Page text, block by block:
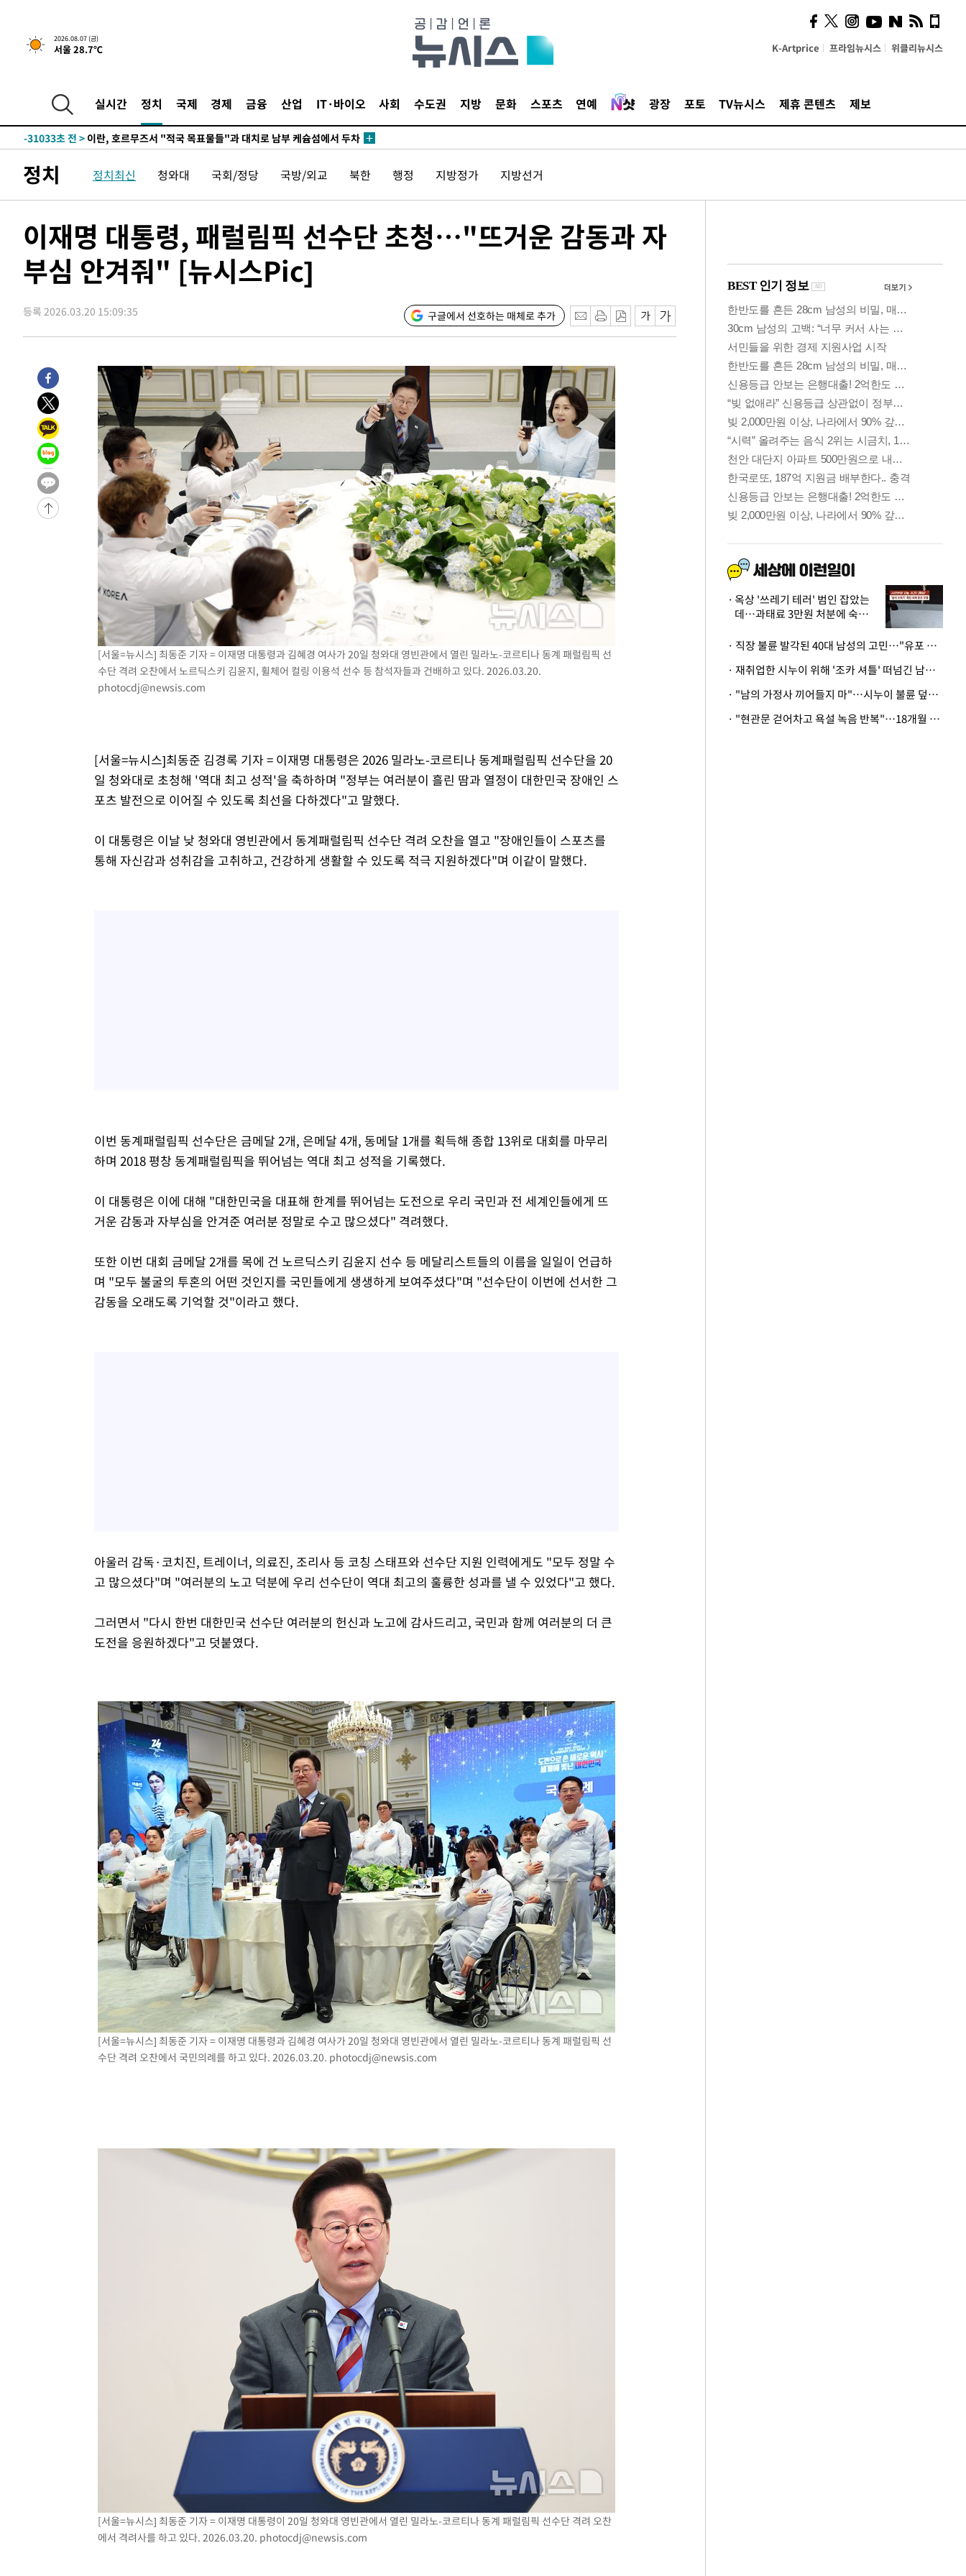
2026.08.07 (금)
서울 28.7℃ K-Artprice 프라임뉴시스 위클리뉴시스
실시간 정치 국제 경제 금융 산업 IT·바이오 사회 수도권 지방 문화 스포츠 연예 광장 포토 TV뉴시스 제휴 콘텐츠 제보
-25619초 전 >
-31033초 전 > 이란, 호르무즈서 "적국 목표물들"과 대치로 남부 케슘섬에서 두차
발효
-27899초 전 >
[속보]트럼프, 美 원정출산 금지 행정명령 서명
-25599초 전 >[속보] 뉴욕증시, 일제 하락 마감…나스닥 0.06%↓
례 큰 폭발음
-29768초 전 >[속보]美, 폴리실리콘 수입 규제…파생제품 15% 관세, 120일 후
발효
-27919초 전 >[속보]트럼프, 美 원정출산 금지 행정명령 서명
-25619초 전 >[속보] 뉴욕증시, 일제 하락 마감…나스닥 0.06%↓
정치 정치최신 청와대 국회/정당 국방/외교 북한 행정 지방정가 지방선거
이재명 대통령, 패럴림픽 선수단 초청…"뜨거운 감동과 자
부심 안겨줘" [뉴시스Pic]
등록 2026.03.20 15:09:35 구글에서 선호하는 매체로 추가
[서울=뉴시스] 최동준 기자 = 이재명 대통령과 김혜경 여사가 20일 청와대 영빈관에서 열린 밀라노-코르티나 동계 패럴림픽 선
수단 격려 오찬에서 노르딕스키 김윤지, 휠체어 컬링 이용석 선수 등 참석자들과 건배하고 있다. 2026.03.20.
photocdj@newsis.com
[서울=뉴시스]최동준 김경록 기자 = 이재명 대통령은 2026 밀라노-코르티나 동계패럴림픽 선수단을 20
일 청와대로 초청해 '역대 최고 성적'을 축하하며 "정부는 여러분이 흘린 땀과 열정이 대한민국 장애인 스
포츠 발전으로 이어질 수 있도록 최선을 다하겠다"고 말했다.
이 대통령은 이날 낮 청와대 영빈관에서 동계패럴림픽 선수단 격려 오찬을 열고 "장애인들이 스포츠를
통해 자신감과 성취감을 고취하고, 건강하게 생활할 수 있도록 적극 지원하겠다"며 이같이 말했다.
이번 동계패럴림픽 선수단은 금메달 2개, 은메달 4개, 동메달 1개를 획득해 종합 13위로 대회를 마무리
하며 2018 평창 동계패럴림픽을 뛰어넘는 역대 최고 성적을 기록했다.
이 대통령은 이에 대해 "대한민국을 대표해 한계를 뛰어넘는 도전으로 우리 국민과 전 세계인들에게 뜨
거운 감동과 자부심을 안겨준 여러분 정말로 수고 많으셨다" 격려했다.
또한 이번 대회 금메달 2개를 목에 건 노르딕스키 김윤지 선수 등 메달리스트들의 이름을 일일이 언급하
며 "모두 불굴의 투혼의 어떤 것인지를 국민들에게 생생하게 보여주셨다"며 "선수단이 이번에 선서한 그
감동을 오래도록 기억할 것"이라고 했다.
아울러 감독·코치진, 트레이너, 의료진, 조리사 등 코칭 스태프와 선수단 지원 인력에게도 "모두 정말 수
고 많으셨다"며 "여러분의 노고 덕분에 우리 선수단이 역대 최고의 훌륭한 성과를 낼 수 있었다"고 했다.
그러면서 "다시 한번 대한민국 선수단 여러분의 헌신과 노고에 감사드리고, 국민과 함께 여러분의 더 큰
도전을 응원하겠다"고 덧붙였다.
[서울=뉴시스] 최동준 기자 = 이재명 대통령과 김혜경 여사가 20일 청와대 영빈관에서 열린 밀라노-코르티나 동계 패럴림픽 선
수단 격려 오찬에서 국민의례를 하고 있다. 2026.03.20. photocdj@newsis.com
[서울=뉴시스] 최동준 기자 = 이재명 대통령이 20일 청와대 영빈관에서 열린 밀라노-코르티나 동계 패럴림픽 선수단 격려 오찬
에서 격려사를 하고 있다. 2026.03.20. photocdj@newsis.com
의견, 국토부·LH에 충실히
전달할 것"
옥상 '쓰레기 테러' 범인 잡았는
데…과태료 3만원 처분에 숙박업
· 직장 불륜 발각된 40대 남성의 고민…"유포 동료 명예훼손·협박죄 고소 가능할까"
· 재취업한 시누이 위해 '조카 셔틀' 떠넘긴 남편…아내 "난 못한다"
· "남의 가정사 끼어들지 마"…시누이 불륜 덮으려는 남편에 억울한 아내
· "현관문 걷어차고 욕설 녹음 반복"…18개월 아기 키우는 집 뒤흔든 '앞집의 비극'